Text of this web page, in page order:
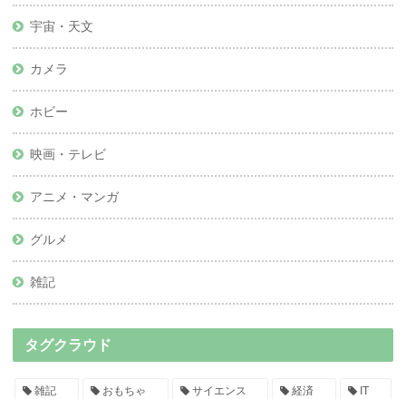
宇宙・天文
カメラ
ホビー
映画・テレビ
アニメ・マンガ
グルメ
雑記
タグクラウド
雑記 おもちゃ サイエンス 経済 IT